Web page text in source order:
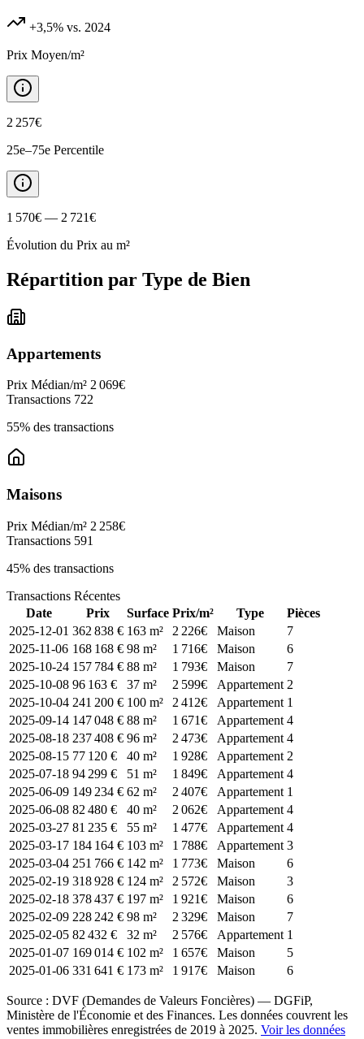
+3,5% vs. 2024
Prix Moyen/m²
2 257€
25e–75e Percentile
1 570€ — 2 721€
Évolution du Prix au m²
Répartition par Type de Bien
Appartements
Prix Médian/m² 2 069€
Transactions 722
55% des transactions
Maisons
Prix Médian/m² 2 258€
Transactions 591
45% des transactions
Transactions Récentes
Date
Prix Surface Prix/m² Type
Pièces
2025-12-01 362 838 € 163 m² 2 226€ Maison
7
2025-11-06 168 168 € 98 m² 1 716€ Maison
6
2025-10-24 157 784 € 88 m² 1 793€ Maison
7
2025-10-08 96 163 € 37 m² 2 599€ Appartement 2
2025-10-04 241 200 € 100 m² 2 412€ Appartement 1
2025-09-14 147 048 € 88 m² 1 671€ Appartement 4
2025-08-18 237 408 € 96 m² 2 473€ Appartement 4
2025-08-15 77 120 € 40 m² 1 928€ Appartement 2
2025-07-18 94 299 € 51 m² 1 849€ Appartement 4
2025-06-09 149 234 € 62 m² 2 407€ Appartement 1
2025-06-08 82 480 € 40 m² 2 062€ Appartement 4
2025-03-27 81 235 € 55 m² 1 477€ Appartement 4
2025-03-17 184 164 € 103 m² 1 788€ Appartement 3
2025-03-04 251 766 € 142 m² 1 773€ Maison
6
2025-02-19 318 928 € 124 m² 2 572€ Maison
3
2025-02-18 378 437 € 197 m² 1 921€ Maison
6
2025-02-09 228 242 € 98 m² 2 329€ Maison
7
2025-02-05 82 432 € 32 m² 2 576€ Appartement 1
2025-01-07 169 014 € 102 m² 1 657€ Maison
5
2025-01-06 331 641 € 173 m² 1 917€ Maison 6
Source : DVF (Demandes de Valeurs Foncières) — DGFiP,
Ministère de l'Économie et des Finances. Les données couvrent les
ventes immobilières enregistrées de 2019 à 2025. Voir les données